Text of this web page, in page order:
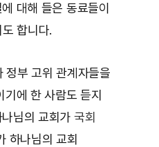
대해 들은 동료들이
합니다.
정부 고위 관계자들을
기에 한 사람도 듣지
님의 교회가 국회
하나님의 교회